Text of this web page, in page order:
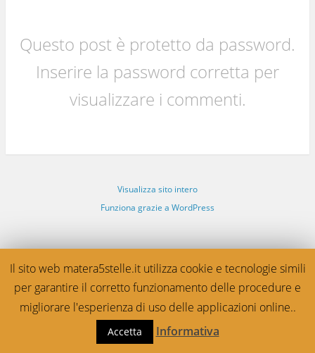
Questo post è protetto da password.
Inserire la password corretta per
visualizzare i commenti.
Visualizza sito intero
Funziona grazie a WordPress
Il sito web matera5stelle.it utilizza cookie e tecnologie simili
per garantire il corretto funzionamento delle procedure e
migliorare l'esperienza di uso delle applicazioni online..
Accetta Informativa